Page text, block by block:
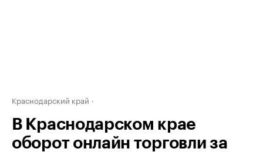
Краснодарский край
В Краснодарском крае
оборот онлайн торговли за